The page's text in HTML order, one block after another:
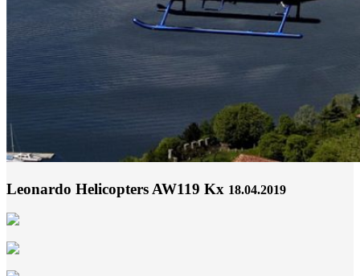
Leonardo Helicopters AW119 Kx 18.04.2019